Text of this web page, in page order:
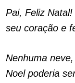
Pai, Feliz
seu coração e
Nenhuma
Noel poderia